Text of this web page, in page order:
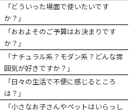
「どう いった場面で使いたいです
か？」
「おおよそのご予算はお決まりです
か？」
「ナチュラル系？ モダン系？ どんな雰
囲気が好きですか？」
「日々の生活で不便に感じる ところ
は？」
「小さなお子さんやペットはいらっし